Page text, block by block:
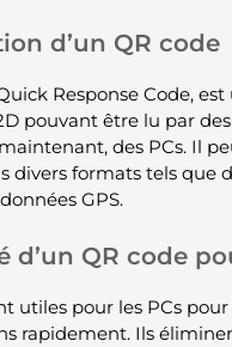
d’un QR code
Response Code,
pouvant être lu par
des PCs. Il
divers formats tels que
GPS.
d’un QR code
utiles pour les PCs pour
rapidement. Ils